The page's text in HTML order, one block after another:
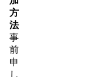
方
法
事
前
申
し